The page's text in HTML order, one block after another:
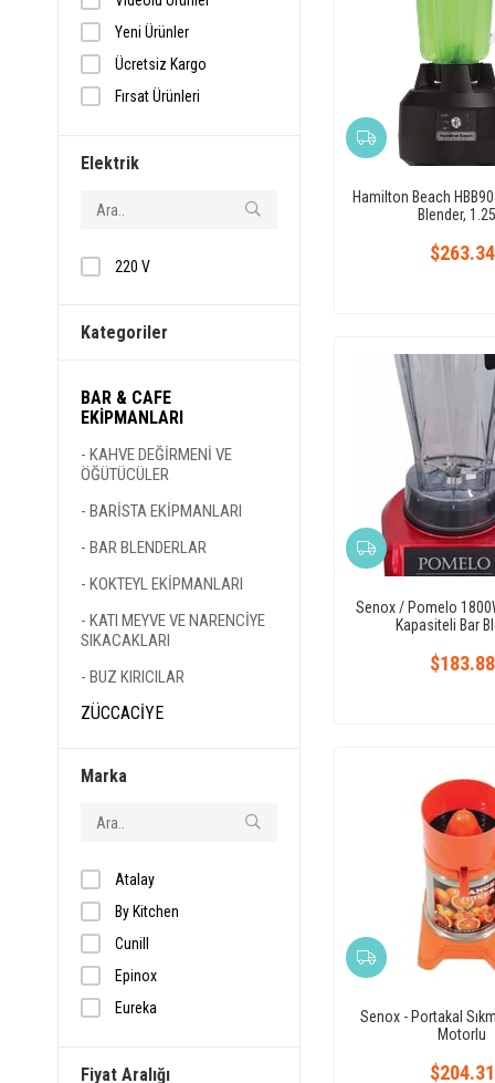
Yeni Ürünler
Ücretsiz Kargo
Fırsat Ürünleri
Elektrik
220 V
Kategoriler
BAR & CAFE
EKİPMANLARI
KAHVE DEĞİRMENİ VE
ÖĞÜTÜCÜLER
BARİSTA EKİPMANLARI
BAR BLENDERLAR
KOKTEYL EKİPMANLARI
KATI MEYVE VE NARENCİYE
SIKACAKLARI
BUZ KIRICILAR
ZÜCCACİYE
BULAŞIKHANE
Paslanmaz Çalışma
Tezgahları
PASLANMAZ EKİPMANLAR
NÖTR EKİPMANLAR
PİŞİRME EKİPMANLARI
EKİPMANLARI
Marka
Atalay
By Kitchen
Cunill
Epinox
Eureka
Hamilton Beach
Fiyat Aralığı
Hamilton Beach
Blender, 1.25
$263.34
Senox / Pomelo
Kapasiteli Bar
$183.88
Senox - Portakal
Motorlu
$204.31